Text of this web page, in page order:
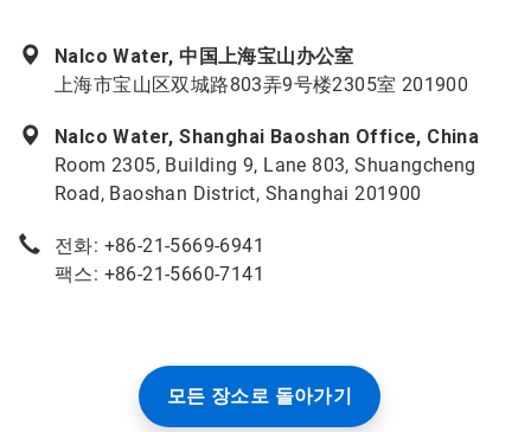
Nalco Water, 中国上海宝山办公室
上海市宝山区双城路803弄9号楼2305室 201900
Nalco Water, Shanghai Baoshan Office, China
Room 2305, Building 9, Lane 803, Shuangcheng
Road, Baoshan District, Shanghai 201900
전화: +86-21-5669-6941
팩스: +86-21-5660-7141
모든 장소로 돌아가기